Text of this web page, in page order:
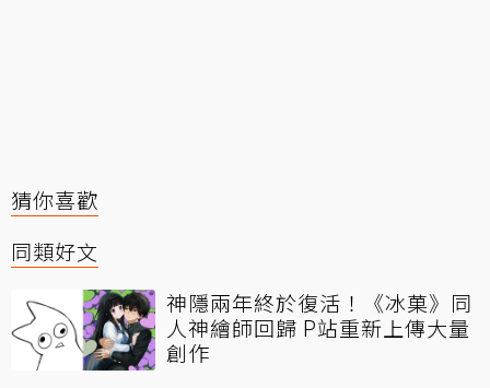
猜你喜歡
同類好文
神隱兩年終於復活！《冰菓》同
人神繪師回歸 P站重新上傳大量
創作